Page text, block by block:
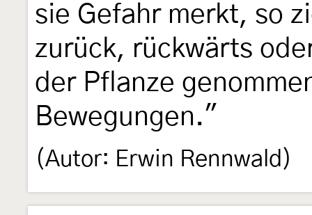
sie Gefahr merkt, so
zurück, rückwärts
der Pflanze
Bewegungen."
(Autor: Erwin Rennwald)